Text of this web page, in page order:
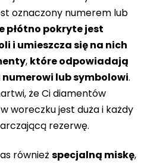
oznaczony numerem lub
płótno pokryte jest
i umieszcza się na nich
, które odpowiadają
lub symbolowi.
że Ci diamentów
woreczku jest duża i każdy
rezerwę.
również specjalną miskę,